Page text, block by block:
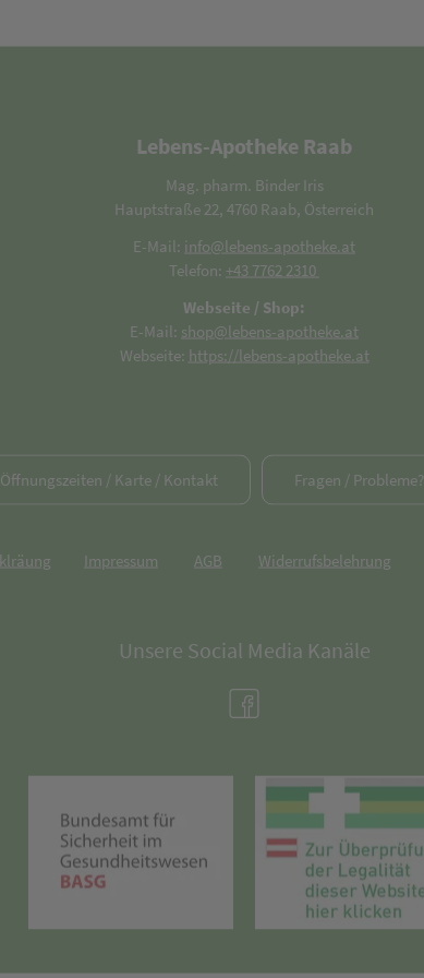
Lebens-Apotheke Raab
Mag. pharm. Binder Iris
Hauptstraße 22, 4760 Raab, Österreich
E-Mail: info@lebens-apotheke.at
Telefon: +43 7762 2310
Webseite / Shop:
E-Mail: shop@lebens-apotheke.at
Webseite: https://lebens-apotheke.at
/ Karte / Kontakt Fragen / Probleme?
Impressum AGB Widerrufsbelehrung
Unsere Social Media Kanäle
(öffnet in neuem Tab)